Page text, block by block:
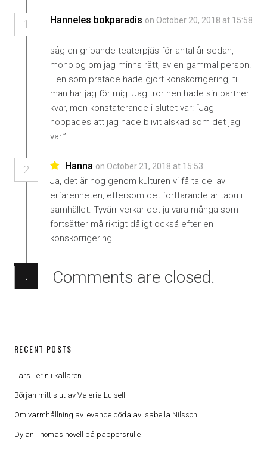
1 Hanneles bokparadis on October 20, 2018 at 15:58
såg en gripande teaterpjäs för antal år sedan,
monolog om jag minns rätt, av en gammal person.
Hen som pratade hade gjort könskorrigering, till
man har jag för mig. Jag tror hen hade sin partner
kvar, men konstaterande i slutet var: “Jag
hoppades att jag hade blivit älskad som det jag
var.”
2 Hanna on October 21, 2018 at 15:53
Ja, det är nog genom kulturen vi få ta del av
erfarenheten, eftersom det fortfarande är tabu i
samhället. Tyvärr verkar det ju vara många som
fortsätter må riktigt dåligt också efter en
könskorrigering.
· Comments are closed.
RECENT POSTS
Lars Lerin i källaren
Början mitt slut av Valeria Luiselli
Om varmhållning av levande döda av Isabella Nilsson
Dylan Thomas novell på pappersrulle